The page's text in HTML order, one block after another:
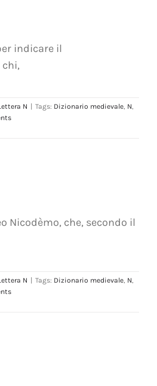
indicare il
N | Tags: Dizionario medievale, N
Nicodèmo, che, secondo il
N | Tags: Dizionario medievale, N